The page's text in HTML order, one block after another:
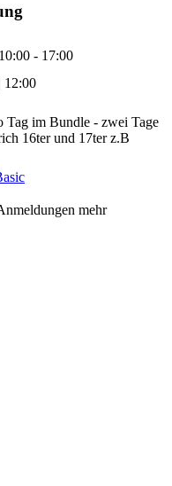
10:00 - 17:00
12:00
Tag im Bundle - zwei Tage
16ter und 17ter z.B
mehr